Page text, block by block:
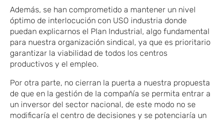
Además, se han comprometido a mantener un nivel
óptimo de interlocución con USO industria donde
puedan explicarnos el Plan Industrial, algo fundamental
para nuestra organización sindical, ya que es prioritario
garantizar la viabilidad de todos los centros
productivos y el empleo.
Por otra parte, no cierran la puerta a nuestra propuesta
de que en la gestión de la compañía se permita entrar a
un inversor del sector nacional, de este modo no se
modificaría el centro de decisiones y se potenciaría un